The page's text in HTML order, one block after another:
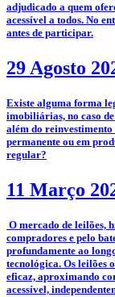
adjudicado a quem
acessível a todos. No
antes de participar.
29 Agosto
­Existe alguma forma
imobiliárias, no caso
além do
permanente ou em
regular?
11 Março
O mercado de leilões,
compradores e pelo
profundamente ao
tecnológica. Os leilões
eficaz, aproximando
acessível,